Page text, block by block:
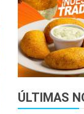
ÚLTIMAS